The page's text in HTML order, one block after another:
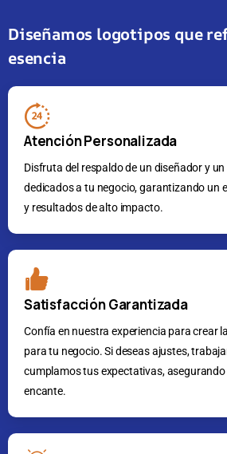
Diseñamos logotipos que
esencia
Atención Personalizada
Disfruta del respaldo de un diseñador y
dedicados a tu negocio, garantizando un
y resultados de alto impacto.
Satisfacción Garantizada
Confía en nuestra experiencia para crear
para tu negocio. Si deseas ajustes,
cumplamos tus expectativas,
encante.